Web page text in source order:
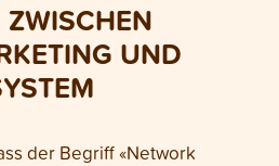
UND
der Begriff «Network